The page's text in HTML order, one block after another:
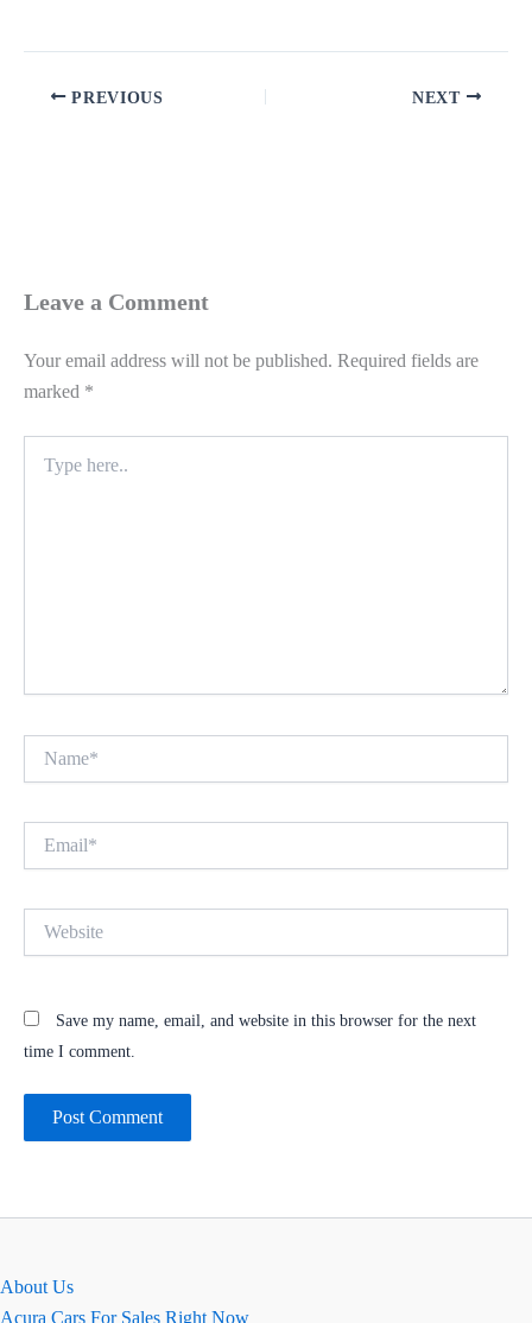
PREVIOUS NEXT
Leave a Comment
Your email address will not be published. Required fields are
marked *
here..
Save my name, email, and website in this browser for the next
time I comment.
About Us
Acura Cars For Sales Right Now